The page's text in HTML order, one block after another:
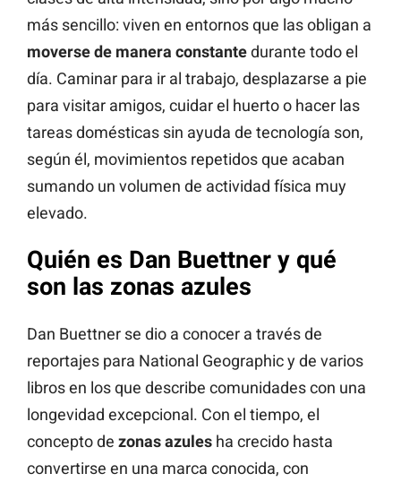
más sencillo: viven en entornos que las obligan a
moverse de manera constantedurante todo el
día. Caminar para ir al trabajo, desplazarse a pie
para visitar amigos, cuidar el huerto o hacer las
tareas domésticas sin ayuda de tecnología son,
según él, movimientos repetidos que acaban
sumando un volumen de actividad física muy
elevado.
Quién es Dan Buettner y qué
son las zonas azules
Dan Buettner se dio a conocer a través de
reportajes para National Geographic y de varios
libros en los que describe comunidades con una
longevidad excepcional. Con el tiempo, el
concepto de zonas azules ha crecido hasta
convertirse en una marca conocida, con